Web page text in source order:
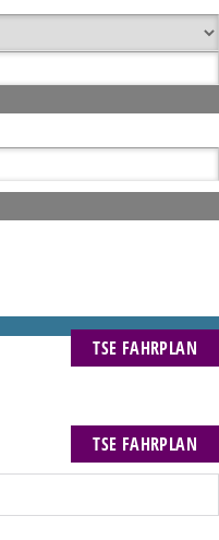
TSE FAHRPLAN
TSE FAHRPLAN